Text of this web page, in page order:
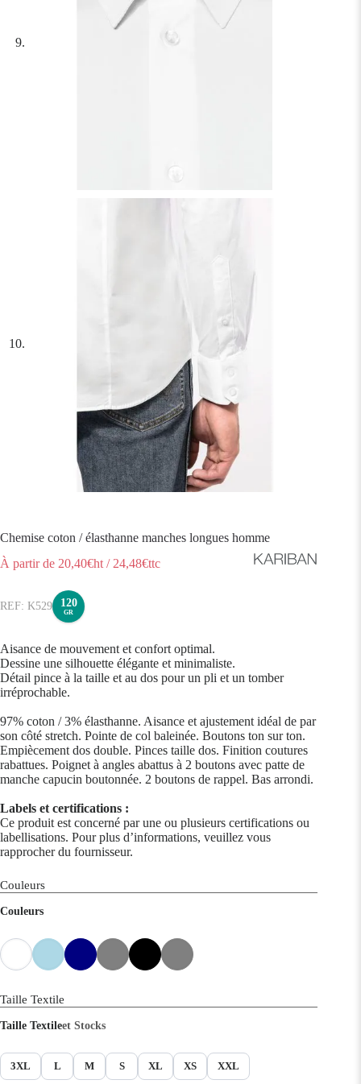
Chemise coton / élasthanne manches longues homme
À partir de 20,40€ht / 24,48€ttc
K529 120
GR
Aisance de mouvement et confort optimal.
Dessine une silhouette élégante et minimaliste.
Détail pince à la taille et au dos pour un pli et un tomber
irréprochable.
97% coton / 3% élasthanne. Aisance et ajustement idéal de par
son côté stretch. Pointe de col baleinée. Boutons ton sur ton.
Empiècement dos double. Pinces taille dos. Finition coutures
rabattues. Poignet à angles abattus à 2 boutons avec patte de
manche capucin boutonnée. 2 boutons de rappel. Bas arrondi.
Labels et certifications :
Ce produit est concerné par une ou plusieurs certifications ou
labellisations. Pour plus d’informations, veuillez vous
rapprocher du fournisseur.
Couleurs
Couleurs
Taille Textile
Taille Textileet Stocks
3XL L M S XL XS XXL